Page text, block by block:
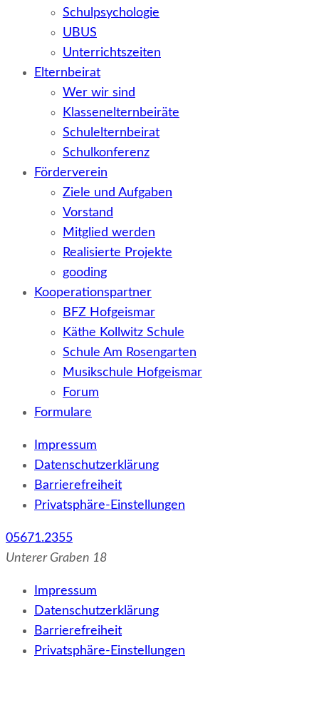
Schulpsychologie
UBUS
Unterrichtszeiten
Elternbeirat
Wer wir sind
Klassenelternbeiräte
Schulelternbeirat
Schulkonferenz
Förderverein
Ziele und Aufgaben
Vorstand
Mitglied werden
Realisierte Projekte
gooding
Kooperationspartner
BFZ Hofgeismar
Käthe Kollwitz Schule
Schule Am Rosengarten
Musikschule Hofgeismar
Forum
Formulare
Impressum
Datenschutzerklärung
Barrierefreiheit
Privatsphäre-Einstellungen
05671.2355
Unterer Graben 18
Impressum
Datenschutzerklärung
Barrierefreiheit
Privatsphäre-Einstellungen